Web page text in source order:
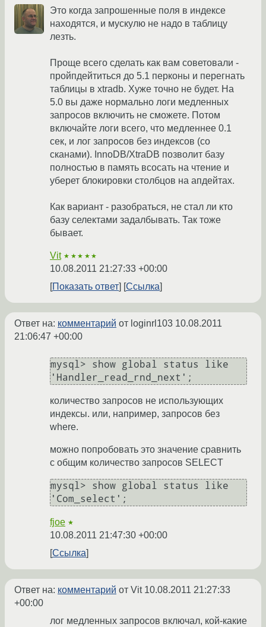
Это когда запрошенные поля в индексе
находятся, и мускулю не надо в таблицу
лезть.
Проще всего сделать как вам советовали -
пройпдейтиться до 5.1 перконы и перегнать
таблицы в xtradb. Хуже точно не будет. На
5.0 вы даже нормально логи медленных
запросов включить не сможете. Потом
включайте логи всего, что медленнее 0.1
сек, и лог запросов без индексов (со
сканами). InnoDB/XtraDB позволит базу
полностью в память всосать на чтение и
уберет блокировки столбцов на апдейтах.
Как вариант - разобраться, не стал ли кто
базу селектами задалбывать. Так тоже
бывает.
Vit ★★★★★
10.08.2011 21:27:33 +00:00
Показать ответ
Ссылка
Ответ на: комментарий от loginrl103 10.08.2011
21:06:47 +00:00
mysql> show global status like
количество запросов не использующих
индексы. или, например, запросов без
where.
можно попробовать это значение сравнить
с общим количество запросов SELECT
mysql> show global status like
fjoe ★
10.08.2011 21:47:30 +00:00
Ссылка
Ответ на: комментарий от Vit 10.08.2011 21:27:33
+00:00
лог медленных запросов включал, кой-какие